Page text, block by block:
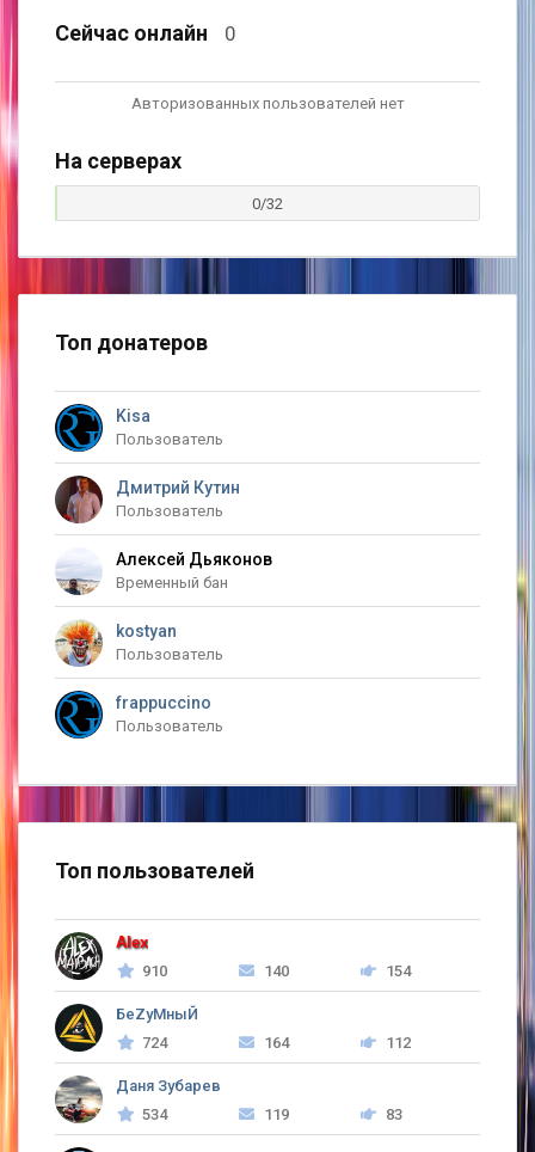
Сейчас онлайн 0
Авторизованных пользователей нет
На серверах
0/32
Топ донатеров
Kisa
Пользователь
Дмитрий Кутин
Пользователь
Алексей Дьяконов
Временный бан
kostyan
Пользователь
frappuccino
Пользователь
Топ пользователей
Alex
910
140 154
БеZyMныЙ
724
164 112
Даня Зубарев
534
119 83